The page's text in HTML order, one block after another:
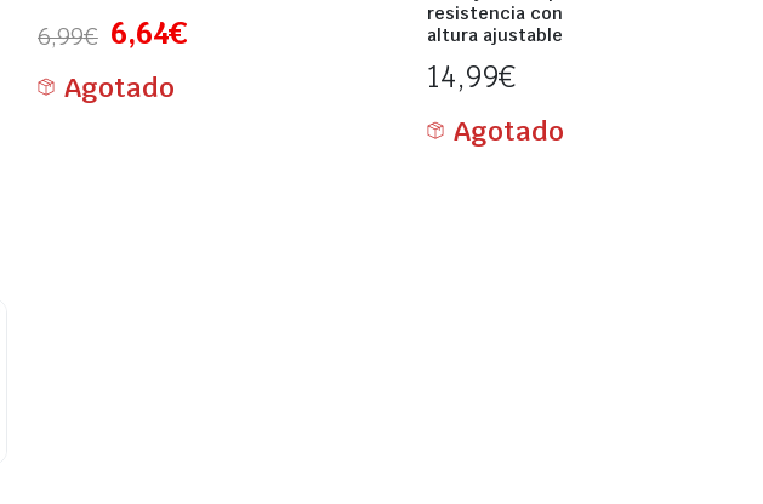
6,99€ 6,64€
Agotado
resistencia con
altura ajustable
14,99€
Agotado